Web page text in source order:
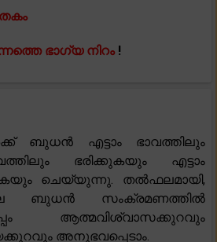
ഭാഗ്യ നിറം !
ബുധൻ എട്ടാം ഭാവത്തിലും
ഭരിക്കുകയും എട്ടാം
ചെയ്യുന്നു. തൽഫലമായി,
ബുധൻ സംക്രമണത്തിൽ
ആത്മവിശ്വാസക്കുറവും
അനുഭവപ്പെടാം.